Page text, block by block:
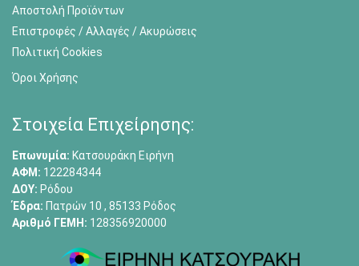
Αποστολή Προϊόντων
Επιστροφές / Αλλαγές / Ακυρώσεις
Πολιτική Cookies
Όροι Χρήσης
Στοιχεία Επιχείρησης:
Επωνυμία: Κατσουράκη Ειρήνη
ΑΦΜ: 122284344
ΔΟΥ: Ρόδου
Έδρα: Πατρών 10 , 85133 Ρόδος
Αριθμό ΓΕΜΗ: 128356920000